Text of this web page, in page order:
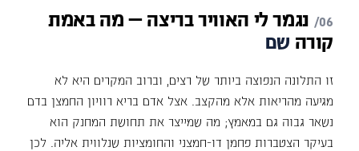
נגמר לי האווירבריצה— מה באמת
קורה שם
זו התלונה הנפוצה ביותר של רצים, וברוב המקרים היא לא
מגיעה מהריאות אלא מהקצב. אצל אדם בריא רוויון החמצן בדם
נשאר גבוה גם במאמץ; מה שמייצר את תחושת המחנק הוא
בעיקר הצטברות פחמן דו-חמצני והחומציות שנלווית אליה. לכן